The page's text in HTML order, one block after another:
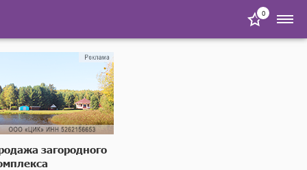
0
загородного